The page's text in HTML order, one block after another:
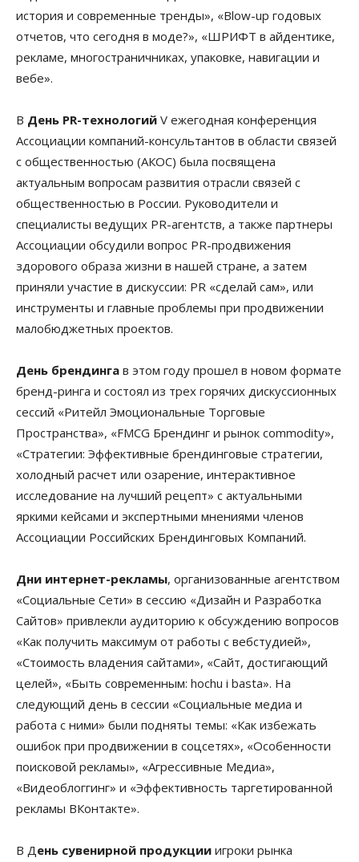
история и современные тренды», «Blow-up годовых
отчетов, что сегодня в моде?», «ШРИФТ в айдентике,
рекламе, многостраничниках, упаковке, навигации и
вебе».
В День PR-технологий V ежегодная конференция
Ассоциации компаний-консультантов в области связей
с общественностью (АКОС) была посвящена
актуальным вопросам развития отрасли связей с
общественностью в России. Руководители и
специалисты ведущих PR-агентств, а также партнеры
Ассоциации обсудили вопрос PR-продвижения
здорового образа жизни в нашей стране, а затем
приняли участие в дискуссии: PR «сделай сам», или
инструменты и главные проблемы при продвижении
малобюджетных проектов.
День брендинга в этом году прошел в новом формате
бренд-ринга и состоял из трех горячих дискуссионных
сессий «Ритейл Эмоциональные Торговые
Пространства», «FMCG Брендинг и рынок commodity»,
«Стратегии: Эффективные брендинговые стратегии,
холодный расчет или озарение, интерактивное
исследование на лучший рецепт» с актуальными
яркими кейсами и экспертными мнениями членов
Ассоциации Российских Брендинговых Компаний.
Дни интернет-рекламы, организованные агентством
«Социальные Сети» в сессию «Дизайн и Разработка
Сайтов» привлекли аудиторию к обсуждению вопросов
«Как получить максимум от работы с вебстудией»,
«Стоимость владения сайтами», «Сайт, достигающий
целей», «Быть современным: hochu i basta». На
следующий день в сессии «Социальные медиа и
работа с ними» были подняты темы: «Как избежать
ошибок при продвижении в соцсетях», «Особенности
поисковой рекламы», «Агрессивные Медиа»,
«Видеоблоггинг» и «Эффективность таргетированной
рекламы ВКонтакте».
В День сувенирной продукции игроки рынка